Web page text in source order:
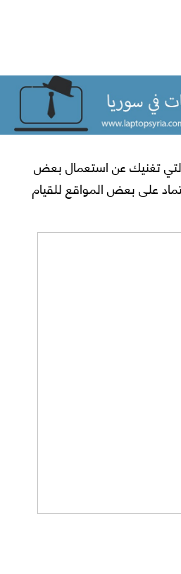
تغنيك عن استعمال بعض
على بعض المواقع للقيام